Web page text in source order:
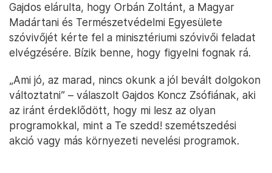
Gajdos elárulta, hogy Orbán Zoltánt, a Magyar
Madártani és Természetvédelmi Egyesülete
szóvivőjét kérte fel a minisztériumi szóvivői feladat
elvégzésére. Bízik benne, hogy figyelni fognak rá.
„Ami jó, az marad, nincs okunk a jól bevált dolgokon
változtatni” – válaszolt Gajdos Koncz Zsófiának, aki
az iránt érdeklődött, hogy mi lesz az olyan
programokkal, mint a Te szedd! szemétszedési
akció vagy más környezeti nevelési programok.